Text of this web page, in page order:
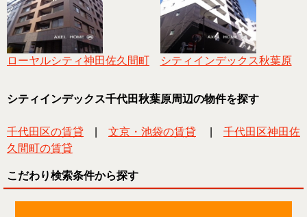
ローヤルシティ神田佐久間町 シティインデックス秋葉原
シティインデックス千代田秋葉原周辺の物件を探す
千代田区の賃貸 文京・池袋の賃貸
千代田区神田佐
久間町の賃貸
こだわり検索条件から探す